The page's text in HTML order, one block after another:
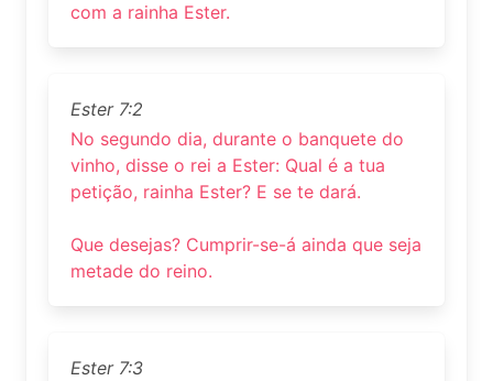
com a rainha Ester.
Ester 7:2
No segundo dia, durante o banquete do
vinho, disse o rei a Ester: Qual é a tua
petição, rainha Ester? E se te dará.
Que desejas? Cumprir-se-á ainda que seja
metade do reino.
Ester 7:3